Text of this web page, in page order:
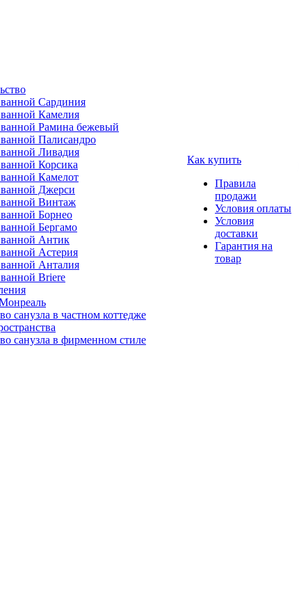
Сардиния
Камелия
Рамина бежевый
Палисандро
Ливадия
Корсика
Камелот
Джерси
Винтаж
Борнео
Бергамо
Антик
Астерия
Анталия
Briere
санузла в частном коттедже
санузла в фирменном стиле
Как купить
Правила
продажи
Условия оплаты
Условия
доставки
Гарантия на
товар